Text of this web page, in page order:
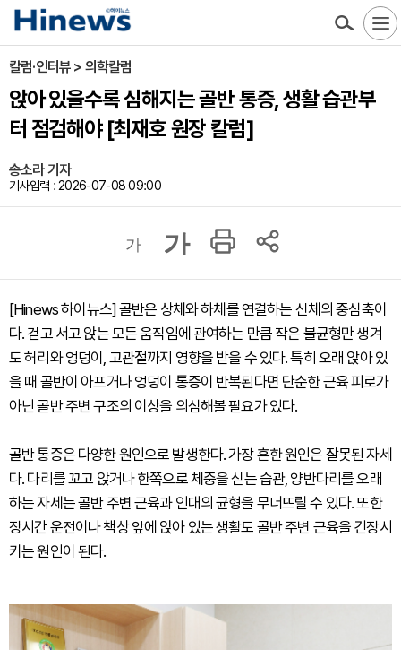
칼럼·인터뷰 > 의학칼럼
앉아 있을수록 심해지는 골반 통증, 생활 습관부
터 점검해야 [최재호 원장 칼럼]
송소라 기자
기사입력 : 2026-07-08 09:00
가 가
[Hinews 하이뉴스] 골반은 상체와 하체를 연결하는 신체의 중심축이
다. 걷고 서고 앉는 모든 움직임에 관여하는 만큼 작은 불균형만 생겨
도 허리와 엉덩이, 고관절까지 영향을 받을 수 있다. 특히 오래 앉아 있
을 때 골반이 아프거나 엉덩이 통증이 반복된다면 단순한 근육 피로가
아닌 골반 주변 구조의 이상을 의심해볼 필요가 있다.
골반 통증은 다양한 원인으로 발생한다. 가장 흔한 원인은 잘못된 자세
다. 다리를 꼬고 앉거나 한쪽으로 체중을 싣는 습관, 양반다리를 오래
하는 자세는 골반 주변 근육과 인대의 균형을 무너뜨릴 수 있다. 또한
장시간 운전이나 책상 앞에 앉아 있는 생활도 골반 주변 근육을 긴장시
키는 원인이 된다.